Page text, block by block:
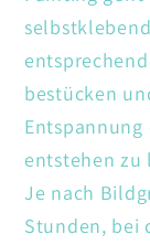
bestücken
Entspannung
entstehen zu
Je nach
Stunden, bei